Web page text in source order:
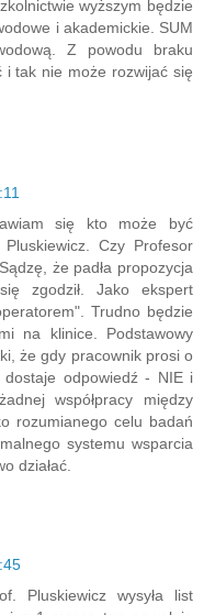
wyższym będzie
i akademickie. SUM
Z powodu braku
i tak nie może rozwijać się
się kto może być
Czy Profesor
że padła propozycja
zgodził. Jako ekspert
Trudno będzie
na klinice. Podstawowy
że gdy pracownik prosi o
odpowiedź - NIE i
współpracy między
rozumianego celu badań
systemu wsparcia
działać.
Pluskiewicz wysyła list